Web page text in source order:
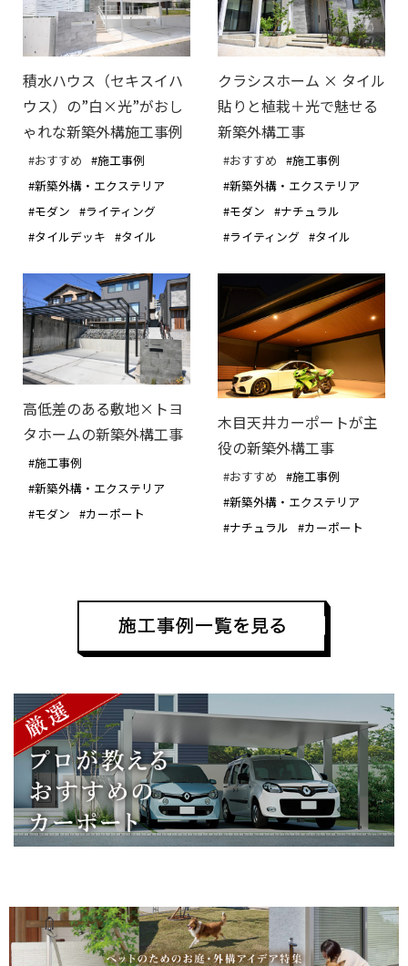
積水ハウス（セキスイハ
ウス）の”白×光”がおし
ゃれな新築外構施工事例
#おすすめ #施工事例
#新築外構・エクステリア
#モダン #ライティング
#タイルデッキ #タイル
クラシスホーム × タイル
貼りと植栽＋光で魅せる
新築外構工事
#おすすめ #施工事例
#新築外構・エクステリア
#モダン #ナチュラル
#ライティング #タイル
高低差のある敷地×トヨ
タホームの新築外構工事
#施工事例
#新築外構・エクステリア
#モダン #カーポート
木目天井カーポートが主
役の新築外構工事
#おすすめ #施工事例
#新築外構・エクステリア
#ナチュラル #カーポート